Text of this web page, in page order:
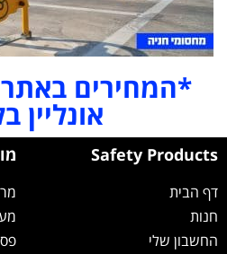
באתר הם לרכישת
בלבד*
מוצרים מובילים
פסי האטה מפלסטיק